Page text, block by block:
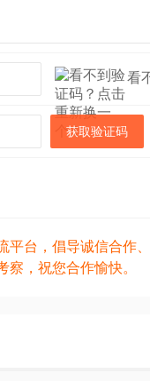
看
获取验证码
平台，倡导诚信合作
，祝您合作愉快。